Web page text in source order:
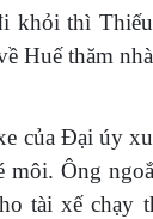
khỏi thì
Huế thăm
của Đại úy
môi. Ông
tài xế chạy